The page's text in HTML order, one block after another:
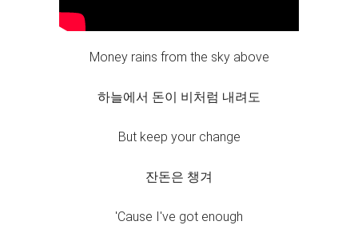
Money rains from the sky above
하늘에서 돈이 비처럼 내려도
But keep your change
잔돈은 챙겨
'Cause I've got enough